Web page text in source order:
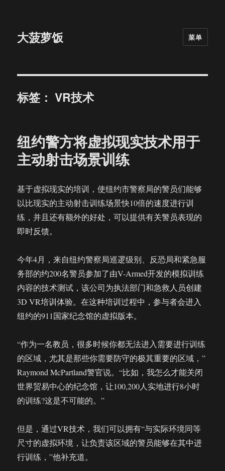
大菠萝饭 菜单
标签：VR技术
纽约警方将虚拟现实技术用于
主动射击场景训练
基于虚拟现实的培训，使纽约市警察局的警员们能够
以比现实的主动射击训练场景快10倍的速度进行训
练，并且还有额外的好处，可以提供有关警员表现的
即时反馈。
今年4月，来自纽约警察局巡逻级别、反恐局和紧急服
务部的约200名警员参加了由V-Armed开发的模拟训练
内容的技术测试，该公司为执法部门和急救人员创建
3D VR培训体验。在这种培训过程中，参与者会进入
纽约的911国家纪念馆的虚拟版本。
“作为一名教员，很多时候你都无法进入需要进行训练
的区域，尤其是那些你需要防守的极其重要的区域，”
Raymond McPartland警官说。“比如，我怎么才能关闭
世界贸易中心的纪念馆，让100,200人实地进行8小时
的训练?这是不可能的。”
但是，通过VR技术，我们可以拥有“与实际环境同等
尺寸的虚拟环境，让负责该区域的警员能够在其中进
行训练，”他补充道。